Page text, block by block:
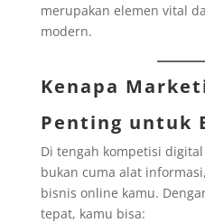
merupakan elemen vital
modern.
Kenapa
Penting untuk
Di tengah kompetisi
bukan cuma alat
bisnis online kamu.
tepat, kamu bisa: